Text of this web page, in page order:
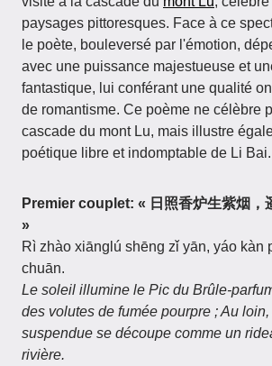
paysages pittoresques. Face à ce
le poète, bouleversé par l'émotion,
avec une puissance majestueuse et
fantastique, lui conférant une qualité
de romantisme. Ce poème ne célèbre
cascade du mont Lu, mais illustre
poétique libre et indomptable de Li Bai.
Premier couplet: « 日照香炉生紫烟，
»
Rì zhào xiānglú shēng zǐ yān, yáo kàn
chuān.
Le soleil illumine le Pic du Brûle-
des volutes de fumée pourpre ; Au
suspendue se découpe comme un
rivière.